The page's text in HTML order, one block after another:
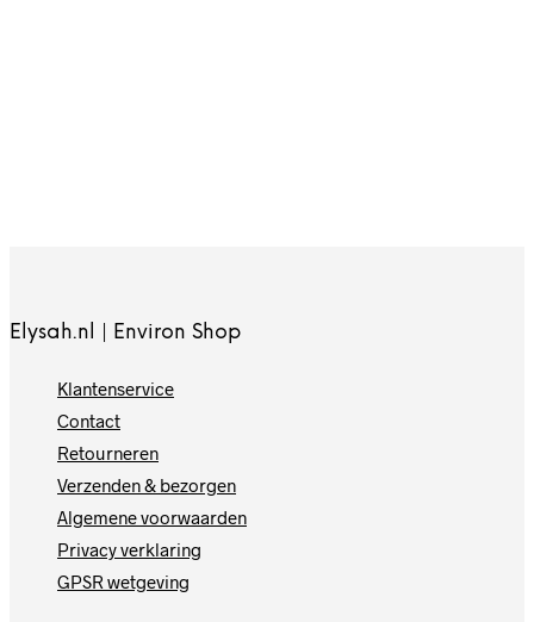
Elysah.nl | Environ Shop
Klantenservice
Contact
Retourneren
Verzenden & bezorgen
Algemene voorwaarden
Privacy verklaring
GPSR wetgeving